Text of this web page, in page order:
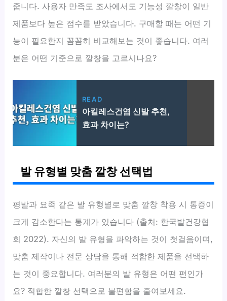
줍니다. 사용자 만족도 조사에서도 기능성 깔창이 일반
제품보다 높은 점수를 받았습니다. 구매할 때는 어떤 기
능이 필요한지 꼼꼼히 비교해보는 것이 좋습니다. 여러
분은 어떤 기준으로 깔창을 고르시나요?
READ
아킬레스건염 신발 추천,
효과 차이는?
발 유형별 맞춤 깔창 선택법
평발과 요족 같은 발 유형별로 맞춤 깔창 착용 시 통증이
크게 감소한다는 통계가 있습니다 (출처: 한국발건강협
회 2022). 자신의 발 유형을 파악하는 것이 첫걸음이며,
맞춤 제작이나 전문 상담을 통해 적합한 제품을 선택하
는 것이 중요합니다. 여러분의 발 유형은 어떤 편인가
요? 적합한 깔창 선택으로 불편함을 줄여보세요.